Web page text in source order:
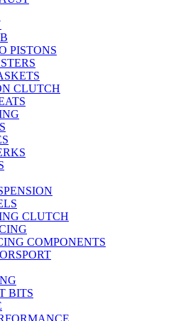
PISTONS
CLUTCH
CLUTCH
COMPONENTS
BITS